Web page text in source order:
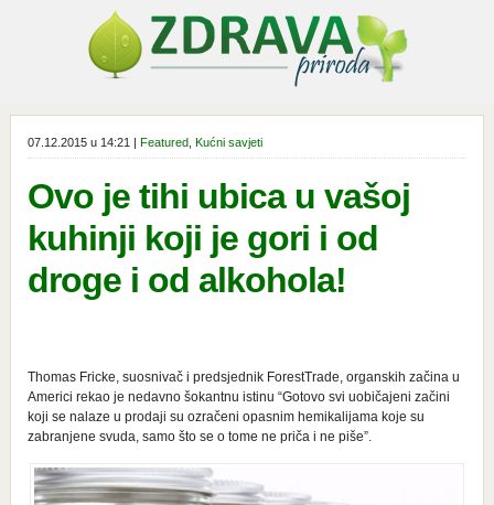
07.12.2015 u 14:21 | Featured, Kućni savjeti
Ovo je tihi ubica u vašoj
kuhinji koji je gori i od
droge i od alkohola!
Thomas Fricke, suosnivač i predsjednik ForestTrade, organskih začina u
Americi rekao je nedavno šokantnu istinu “Gotovo svi uobičajeni začini
koji se nalaze u prodaji su ozračeni opasnim hemikalijama koje su
zabranjene svuda, samo što se o tome ne priča i ne piše”.